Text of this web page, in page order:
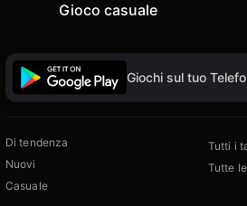
Gioco casuale
Giochi sul tuo
Di tendenza
Nuovi
Casuale
Tutti i
Tutte